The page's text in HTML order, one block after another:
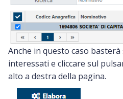
Anche in questo caso
interessati e cliccare sul
alto a destra della pagina.